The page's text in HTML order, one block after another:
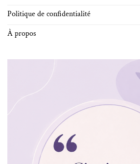
Politique de confidentialité
À propos